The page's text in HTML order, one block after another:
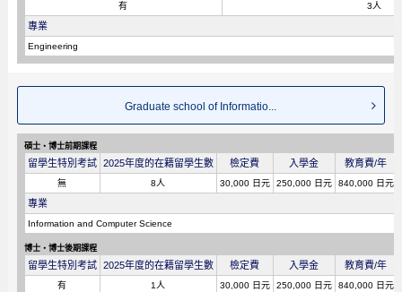
有 3人
專業
Engineering
Graduate school of Informatio...
碩士・博士前期課程
留學生特別考試 2025年度的在籍留學生數 檢定費 入學金 教育費/年
無 8人 30,000 日元 250,000 日元 840,000 日元
專業
Information and Computer Science
博士・博士後期課程
留學生特別考試 2025年度的在籍留學生數 檢定費 入學金 教育費/年
有 1人 30,000 日元 250,000 日元 840,000 日元